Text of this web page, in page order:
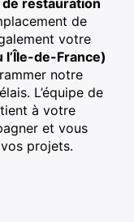
restauration
de
votre
de-France)
notre
L’équipe de
à votre
et vous
projets.